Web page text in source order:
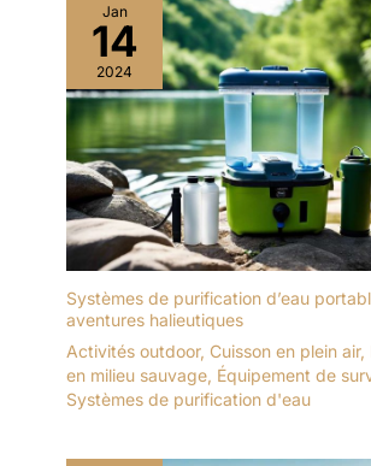
Jan
14
2024
Systèmes de purification d’eau
aventures halieutiques
Activités outdoor, Cuisson en plein air,
en milieu sauvage, Équipement de
Systèmes de purification d'eau